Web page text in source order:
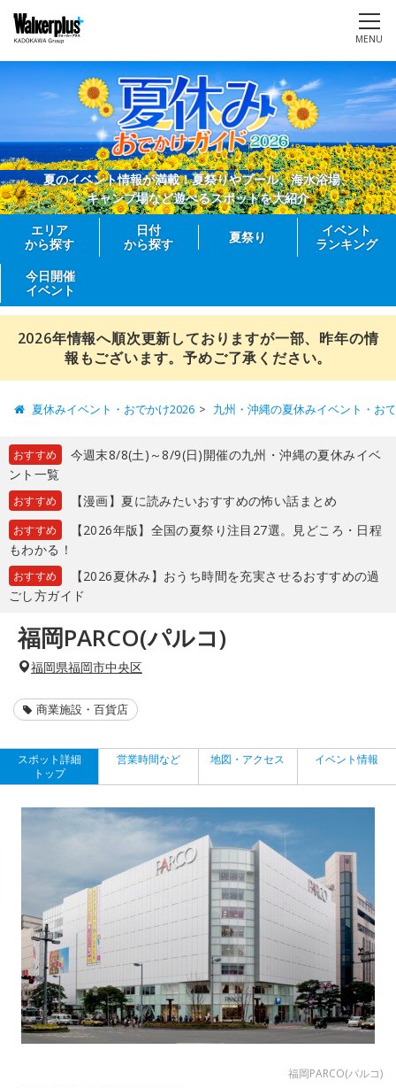
MENU
夏のイベント情報が満載！夏祭りやプール、海水浴場、
キャンプ場など遊べるスポットを大紹介
エリア
から探す
日付
から探す
夏祭り
イベント
ランキング
今日開催
イベント
2026年情報へ順次更新しておりますが一部、昨年の情
報もございます。予めご了承ください。
夏休みイベント・おでかけ2026 九州・沖縄の夏休みイベント・お
おすすめ
今週末8/8(土)～8/9(日)開催の九州・沖縄の夏休みイベ
ント一覧
おすすめ 【漫画】夏に読みたいおすすめの怖い話まとめ
おすすめ
【2026年版】全国の夏祭り注目27選。見どころ・日程
もわかる！
おすすめ
【2026夏休み】おうち時間を充実させるおすすめの過
ごし方ガイド
福岡PARCO(パルコ)
福岡県福岡市中央区
商業施設・百貨店
スポット詳細
トップ
営業時間など 地図・アクセス イベント情報
福岡PARCO(パルコ)